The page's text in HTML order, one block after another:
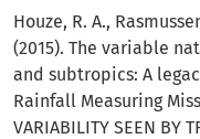
Houze, R. A.,
(2015). The variable
and subtropics: A
Rainfall Measuring
VARIABILITY SEEN BY